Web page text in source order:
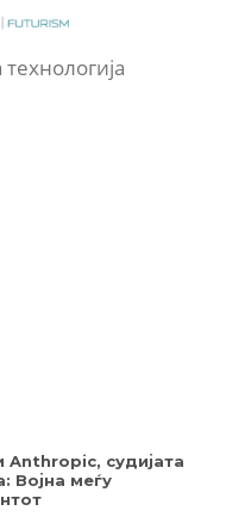
Anthropic, судијата
Војна меѓу